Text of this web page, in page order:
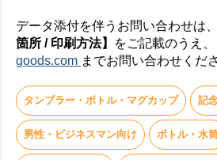
データ添付を伴うお問い合わせは、
箇所 / 印刷方法】
をご記載のうえ、
goods.com までお問い合わせくだ
タンブラー・ボトル・マグカップ 記
男性・ビジネスマン向け ボトル・水